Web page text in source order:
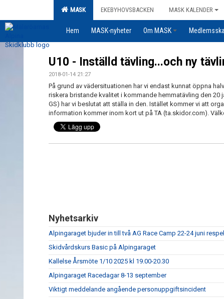
MASK EKEBYHOVSBACKEN MASK KALENDER
Hem MASK-nyheter Om MASK
U10 - Inställd tävling...och ny
2018-01-14 21:27
På grund av vädersituationen har vi endast kunnat öppna
riskera bristande kvalitet i kommande hemmatävling den 20
GS) har vi beslutat att ställa in den. Istället kommer vi att
information kommer inom kort ut på TA (ta.skidor.com).
Nyhetsarkiv
Alpingaraget bjuder in till två AG Race Camp 22-24 juni
Skidvårdskurs Basic på Alpingaraget
Kallelse Årsmöte 1/10 2025 kl 19.00-20.30
Alpingaraget Racedagar 8-13 september
Viktigt meddelande angående personuppgiftsincident